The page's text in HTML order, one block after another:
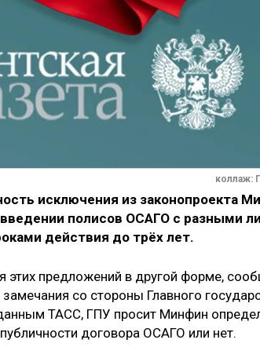
коллаж:
исключения из законопроекта
полисов ОСАГО с разными
действия до трёх лет.
этих предложений в другой форме,
со стороны Главного
ТАСС, ГПУ просит Минфин
договора ОСАГО или нет.